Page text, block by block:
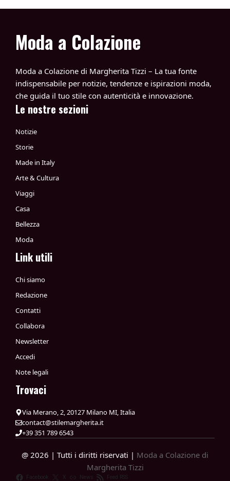
Moda a Colazione
Moda a Colazione di Margherita Tizzi – La tua fonte
indispensabile per notizie, tendenze e ispirazioni moda,
che guida il tuo stile con autenticità e innovazione.
Le nostre sezioni
Notizie
Storie
Made in Italy
Arte & Cultura
Viaggi
Casa
Bellezza
Moda
Link utili
Chi siamo
Redazione
Contatti
Collabora
Newsletter
Accedi
Note legali
Trovaci
Via Merano, 2, 20127 Milano MI, Italia
contact@stilemargherita.it
+39 351 789 6543
@ 2026 | Tutti i diritti riservati | Moda a Colazione di
Margherita Tizzi
Facebook X News Feed RSS